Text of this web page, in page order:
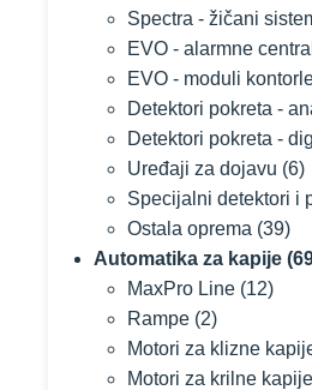
Spectra - žičani
EVO - alarmne
EVO - moduli
Detektori pokreta -
Detektori pokreta -
Uređaji za dojavu (6)
Specijalni detektori i
Ostala oprema (39)
Automatika za kapije
MaxPro Line (12)
Rampe (2)
Motori za klizne
Motori za krilne kapije